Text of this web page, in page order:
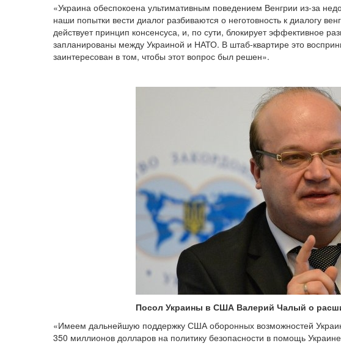
«Украина обеспокоена ультимативным поведением Венгрии из-за
наши попытки вести диалог разбиваются о неготовность к диалогу
действует принцип консенсуса, и, по сути, блокирует эффективное
запланированы между Украиной и НАТО. В штаб-квартире это
заинтересован в том, чтобы этот вопрос был решен».
Посол Украины в США Валерий Чалый о
«Имеем дальнейшую поддержку США оборонных возможностей
350 миллионов долларов на политику безопасности в помощь